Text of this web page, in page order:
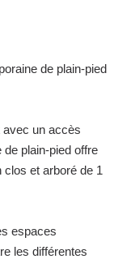
de plain-pied
avec un accès
plain-pied offre
clos et arboré de 1
espaces
les différentes